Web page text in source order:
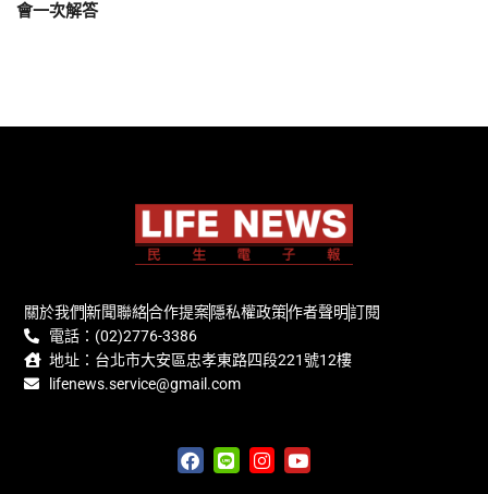
會一次解答
關於我們新聞聯絡合作提案隱私權政策作者聲明訂閱
電話：(02)2776-3386
地址：台北市大安區忠孝東路四段221號12樓
lifenews.service@gmail.com